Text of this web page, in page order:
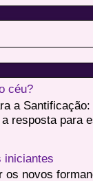
céu?
Santificação:
resposta para
iniciantes
novos